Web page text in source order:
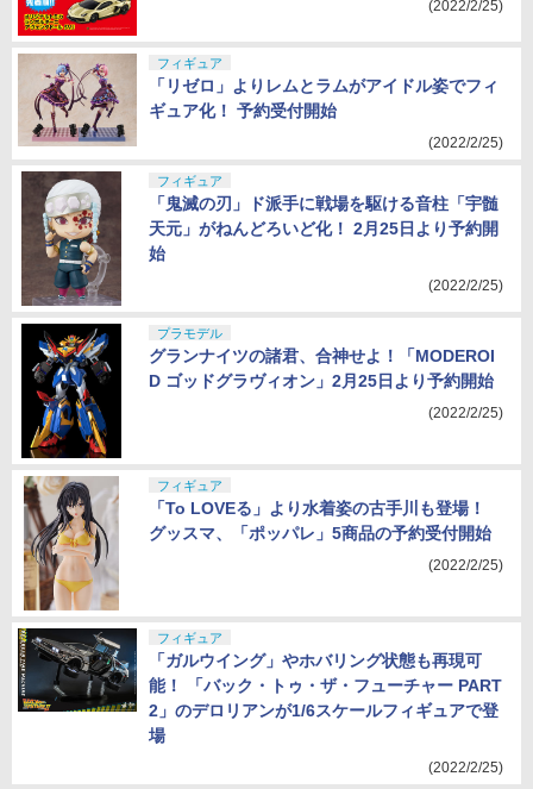
(2022/2/25)
フィギュア
「リゼロ」よりレムとラムがアイドル姿でフィ
ギュア化！ 予約受付開始
(2022/2/25)
フィギュア
「鬼滅の刃」ド派手に戦場を駆ける音柱「宇髄
天元」がねんどろいど化！ 2月25日より予約開
始
(2022/2/25)
プラモデル
グランナイツの諸君、合神せよ！「MODEROI
D ゴッドグラヴィオン」2月25日より予約開始
(2022/2/25)
フィギュア
「To LOVEる」より水着姿の古手川も登場！
グッスマ、「ポッパレ」5商品の予約受付開始
(2022/2/25)
フィギュア
「ガルウイング」やホバリング状態も再現可
能！ 「バック・トゥ・ザ・フューチャー PART
2」のデロリアンが1/6スケールフィギュアで登
場
(2022/2/25)